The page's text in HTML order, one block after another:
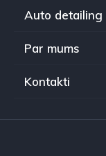
Auto detailing
Par mums
Kontakti